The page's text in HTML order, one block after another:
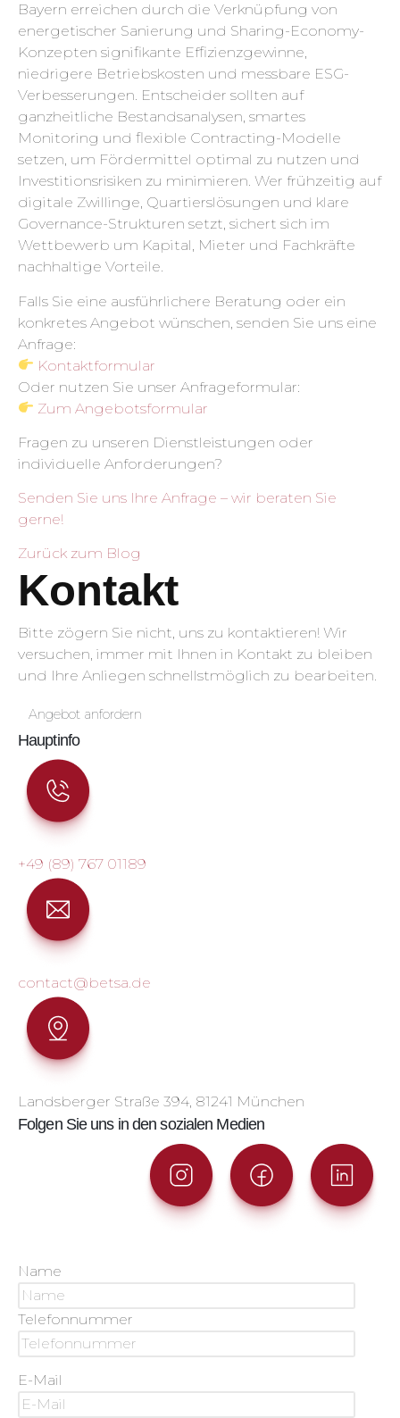
Bayern erreichen durch die Verknüpfung von
energetischer Sanierung und Sharing-Economy-
Konzepten signifikante Effizienzgewinne,
niedrigere Betriebskosten und messbare ESG-
Verbesserungen. Entscheider sollten auf
ganzheitliche Bestandsanalysen, smartes
Monitoring und flexible Contracting-Modelle
setzen, um Fördermittel optimal zu nutzen und
Investitionsrisiken zu minimieren. Wer frühzeitig auf
digitale Zwillinge, Quartierslösungen und klare
Governance-Strukturen setzt, sichert sich im
Wettbewerb um Kapital, Mieter und Fachkräfte
nachhaltige Vorteile.
Falls Sie eine ausführlichere Beratung oder ein
konkretes Angebot wünschen, senden Sie uns eine
Anfrage:
Kontaktformular
Oder nutzen Sie unser Anfrageformular:
Zum Angebotsformular
Fragen zu unseren Dienstleistungen oder
individuelle Anforderungen?
Senden Sie uns Ihre Anfrage – wir beraten Sie
gerne!
Zurück zum Blog
Kontakt
Bitte zögern Sie nicht, uns zu kontaktieren! Wir
versuchen, immer mit Ihnen in Kontakt zu bleiben
und Ihre Anliegen schnellstmöglich zu bearbeiten.
Angebot anfordern
Hauptinfo
+49 (89) 767 01189
contact@betsa.de
Landsberger Straße 394, 81241 München
Folgen Sie uns in den sozialen Medien
Name
Telefonnummer
E-Mail